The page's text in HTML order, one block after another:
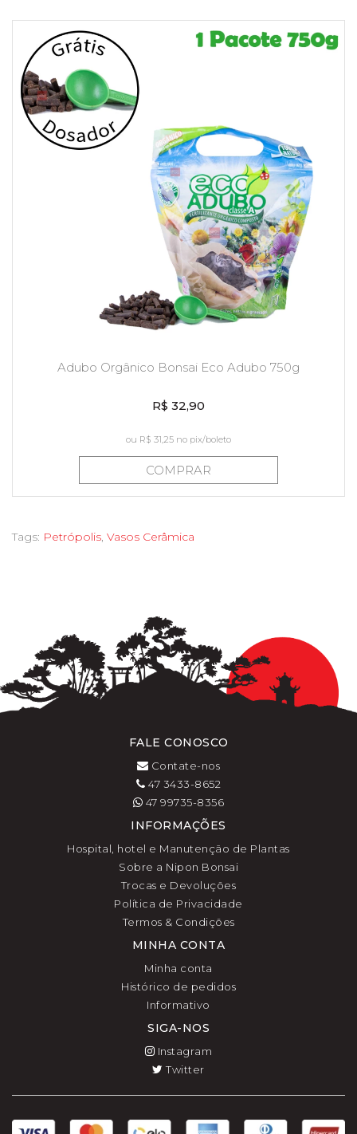
Adubo Orgânico Bonsai Eco Adubo 750g
R$ 32,90
ou R$ 31,25 no pix/boleto
COMPRAR
Tags: Petrópolis, Vasos Cerâmica
FALE CONOSCO
Contate-nos
47 3433-8652
47 99735-8356
INFORMAÇÕES
Hospital, hotel e Manutenção de Plantas
Sobre a Nipon Bonsai
Trocas e Devoluções
Política de Privacidade
Termos & Condições
MINHA CONTA
Minha conta
Histórico de pedidos
Informativo
SIGA-NOS
Instagram
Twitter